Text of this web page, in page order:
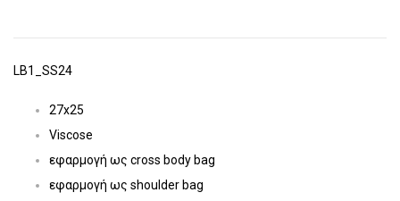
LB1_SS24
27x25
Viscose
εφαρμογή ως cross body bag
εφαρμογή ως shoulder bag